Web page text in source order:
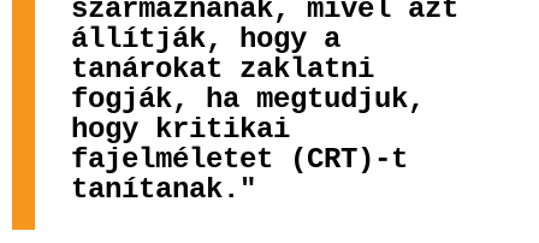
származnának, mivel azt
állítják, hogy a
tanárokat zaklatni
fogják, ha megtudjuk,
hogy kritikai
fajelméletet (CRT)-t
tanítanak."